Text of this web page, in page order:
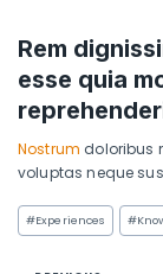
Rem
esse quia
Nostrum doloribus
voluptas neque
#Experiences #